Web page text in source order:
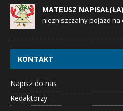
MATEUSZ
niezniszczalny pojazd na
KONTAKT
Napisz do nas
Redaktorzy